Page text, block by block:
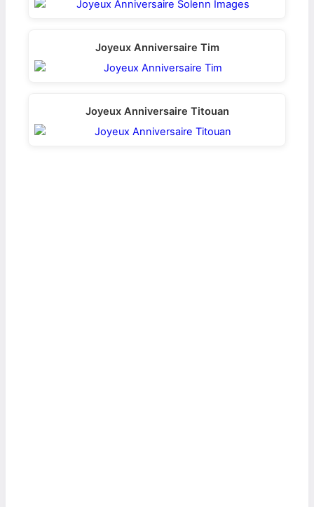
Joyeux Anniversaire Tim
Joyeux Anniversaire Titouan